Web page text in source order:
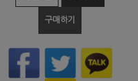
구매하기